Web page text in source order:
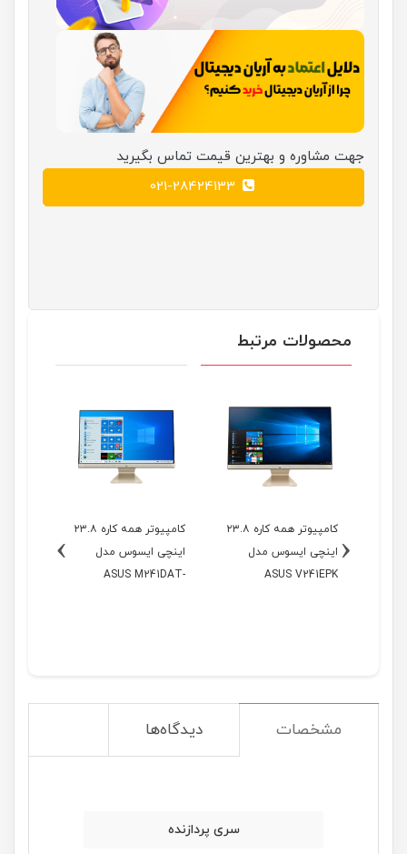
جهت مشاوره و بهترین قیمت تماس بگیرید
محصولات مرتبط
کامپیوتر همه کاره ۲۳.۸
اینچی ایسوس مدل
ASUS V241EPK
کامپیوتر همه کاره ۲۳.۸
اینچی ایسوس مدل
ASUS M241DAT-
‹
›
مشخصات دیدگاه‌ها
سری پردازنده